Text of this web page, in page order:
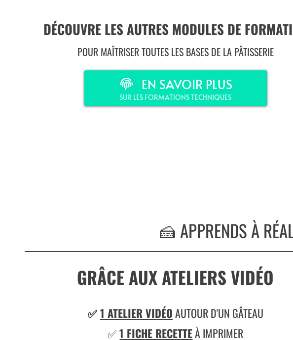
DÉCOUVRE LES AUTRES MODULES DE
POUR MAÎTRISER TOUTES LES BASES DE LA PÂTISSERIE
EN SAVOIR PLUS
SUR LES FORMATIONS TECHNIQUES
🍰 APPRENDS À
GRÂCE AUX ATELIERS VIDÉO
✅1 ATELIER VIDÉOAUTOUR D'UN GÂTEAU
✅1 FICHE RECETTEÀ IMPRIMER